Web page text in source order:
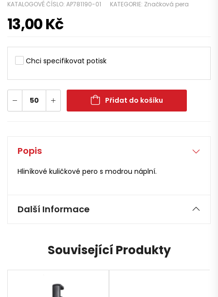
KATALOGOVÉ ČÍSLO: AP781190-01 KATEGORIE: Značková pera
13,00Kč
Chci specifikovat potisk
Přidat do košíku
Popis
Hliníkové kuličkové pero s modrou náplní.
Další Informace
Související Produkty